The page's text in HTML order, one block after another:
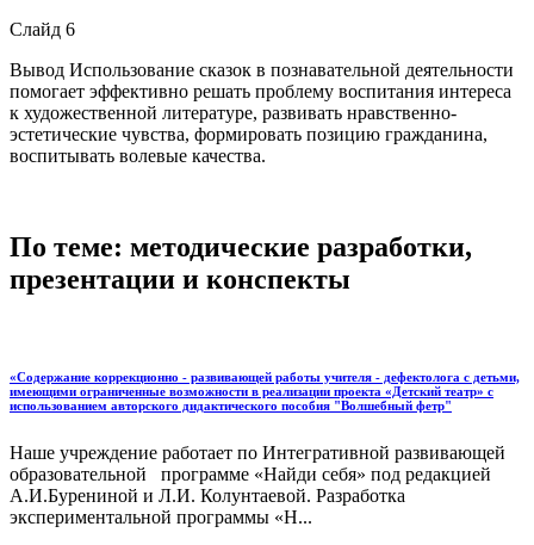
Слайд 6
Вывод Использование сказок в познавательной деятельности
помогает эффективно решать проблему воспитания интереса
к художественной литературе, развивать нравственно-
эстетические чувства, формировать позицию гражданина,
воспитывать волевые качества.
По теме: методические разработки,
презентации и конспекты
«Содержание коррекционно - развивающей работы учителя - дефектолога с детьми,
имеющими ограниченные возможности в реализации проекта «Детский театр» с
использованием авторского дидактического пособия "Волшебный фетр"
Наше учреждение работает по Интегративной развивающей
образовательной программе «Найди себя» под редакцией
А.И.Бурениной и Л.И. Колунтаевой. Разработка
экспериментальной программы «Н...